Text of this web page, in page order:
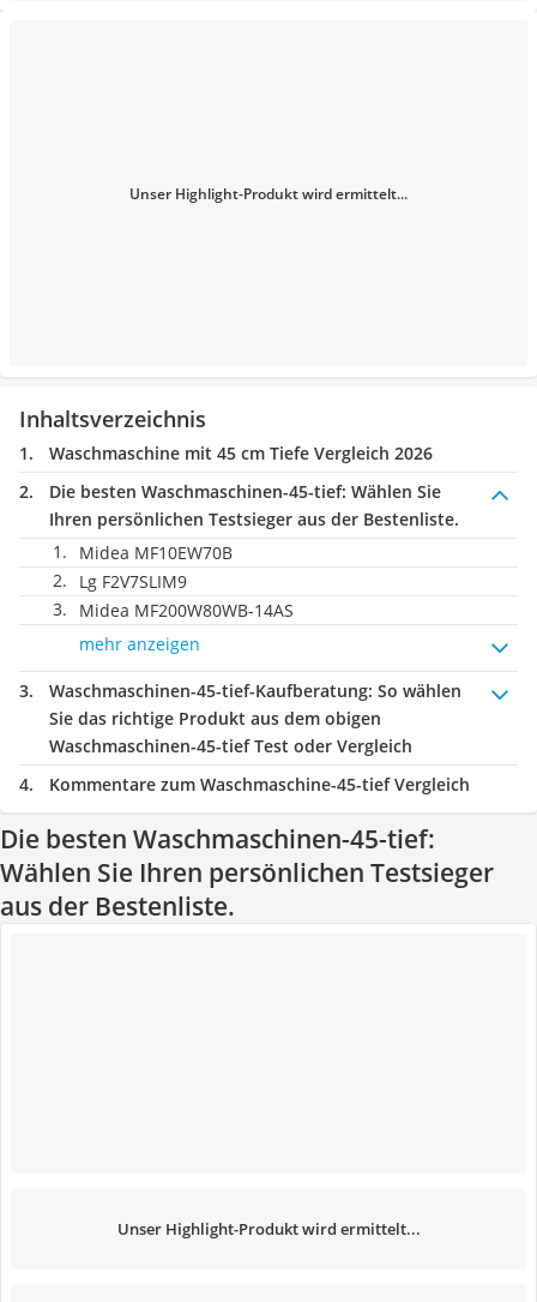
Unser Highlight-Produkt wird ermittelt...
Inhaltsverzeichnis
Waschmaschine mit 45 cm Tiefe Vergleich 2026
Die besten Waschmaschinen-45-tief: Wählen Sie
Ihren persönlichen Testsieger aus der Bestenliste.
Midea MF10EW70B
Lg F2V7SLIM9
Midea MF200W80WB-14AS
mehr anzeigen
Waschmaschinen-45-tief-Kaufberatung: So wählen
Sie das richtige Produkt aus dem obigen
Waschmaschinen-45-tief Test oder Vergleich
Kommentare zum Waschmaschine-45-tief Vergleich
Die besten Waschmaschinen-45-tief:
Wählen Sie Ihren persönlichen Testsieger
aus der Bestenliste.
Unser Highlight-Produkt wird ermittelt...